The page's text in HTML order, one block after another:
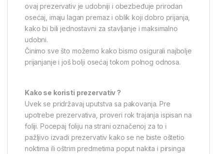
ovaj prezervativ je udobniji i obezbeđuje prirodan
osećaj, imaju lagan premaz i oblik koji dobro prijanja,
kako bi bili jednostavni za stavljanje i maksimalno
udobni.
Činimo sve što možemo kako bismo osigurali najbolje
prijanjanje i još bolji osećaj tokom polnog odnosa.
Kako se koristi prezervativ ?
Uvek se pridržavaj uputstva sa pakovanja. Pre
upotrebe prezervativa, proveri rok trajanja ispisan na
foliji. Pocepaj foliju na strani označenoj za to i
pažljivo izvadi prezervativ kako se ne biste oštetio
noktima ili oštrim predmetima poput nakita i pirsinga